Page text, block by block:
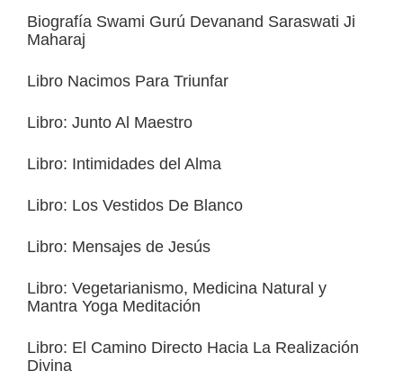
Biografía Swami Gurú Devanand Saraswati Ji
Maharaj
Libro Nacimos Para Triunfar
Libro: Junto Al Maestro
Libro: Intimidades del Alma
Libro: Los Vestidos De Blanco
Libro: Mensajes de Jesús
Libro: Vegetarianismo, Medicina Natural y
Mantra Yoga Meditación
Libro: El Camino Directo Hacia La Realización
Divina